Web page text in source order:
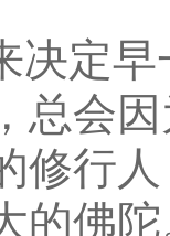
决定
总会
修行
的佛